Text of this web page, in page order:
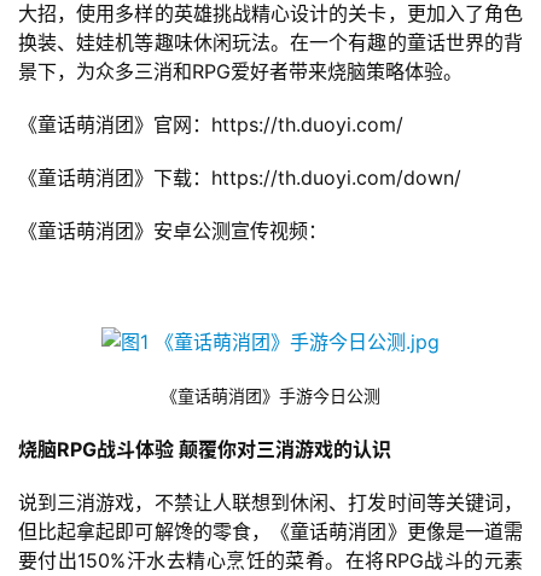
大招，使用多样的英雄挑战精心设计的关卡，更加入了角色
换装、娃娃机等趣味休闲玩法。在一个有趣的童话世界的背
景下，为众多三消和RPG爱好者带来烧脑策略体验。
《童话萌消团》官网：https://th.duoyi.com/
《童话萌消团》下载：https://th.duoyi.com/down/
《童话萌消团》安卓公测宣传视频：
《童话萌消团》手游今日公测
烧脑RPG战斗体验 颠覆你对三消游戏的认识
说到三消游戏，不禁让人联想到休闲、打发时间等关键词，
但比起拿起即可解馋的零食，《童话萌消团》更像是一道需
要付出150%汗水去精心烹饪的菜肴。在将RPG战斗的元素